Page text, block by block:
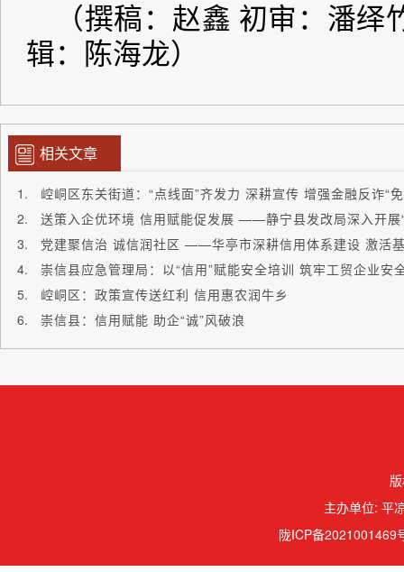
相关文章
崆峒区东关街道：“点线面”齐发力 深耕宣传 增强金融反诈“
党建聚信治 诚信润社区 ——华亭市深耕信用体系建设 激活
崇信县应急管理局：以“信用”赋能安全培训 筑牢工贸企业安
崆峒区：政策宣传送红利 信用惠农润牛乡
崇信县：信用赋能 助企“诚”风破浪
主办单位: 平
陇ICP备2021001469